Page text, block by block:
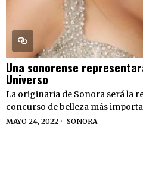
Una sonorense
Universo
La originaria de Sonora será la
concurso de belleza más
MAYO 24, 2022 SONORA